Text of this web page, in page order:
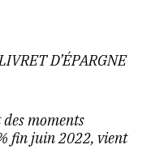
D’ÉPARGNE
moments
fin juin 2022, vient